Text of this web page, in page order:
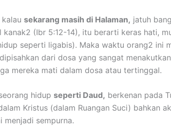
sekarang masih di Halaman, jatuh
kanak2 (Ibr 5:12-14), itu berarti keras hati,
seperti ligabis). Maka waktu orang2 ini
dari dosa yang sangat
mereka mati dalam dosa atau tertinggal.
hidup seperti Daud, berkenan pada
Kristus (dalam Ruangan Suci) bahkan
menjadi sempurna.